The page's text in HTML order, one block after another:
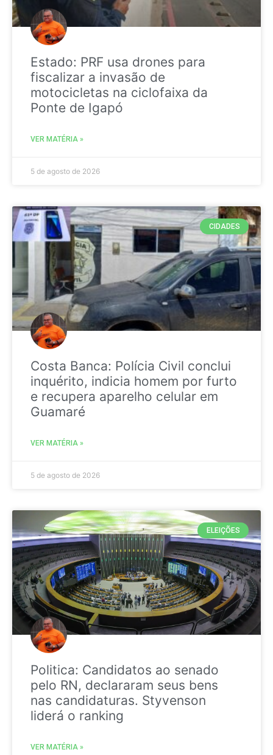
Estado: PRF usa drones para
fiscalizar a invasão de
motocicletas na ciclofaixa da
Ponte de Igapó
VER MATÉRIA »
5 de agosto de 2026
CIDADES
Costa Banca: Polícia Civil conclui
inquérito, indicia homem por furto
e recupera aparelho celular em
Guamaré
VER MATÉRIA »
5 de agosto de 2026
ELEIÇÕES
Politica: Candidatos ao senado
pelo RN, declararam seus bens
nas candidaturas. Styvenson
liderá o ranking
VER MATÉRIA »